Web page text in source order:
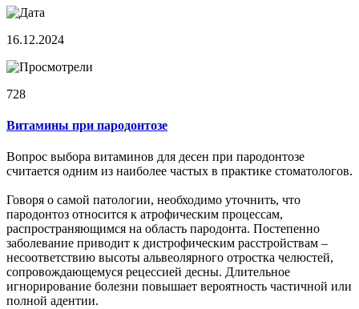
16.12.2024
728
Витамины при пародонтозе
Вопрос выбора витаминов для десен при пародонтозе
считается одним из наиболее частых в практике стоматологов.
Говоря о самой патологии, необходимо уточнить, что
пародонтоз относится к атрофическим процессам,
распространяющимся на область пародонта. Постепенно
заболевание приводит к дистрофическим расстройствам –
несоответствию высоты альвеолярного отростка челюстей,
сопровождающемуся рецессией десны. Длительное
игнорирование болезни повышает вероятность частичной или
полной адентии.